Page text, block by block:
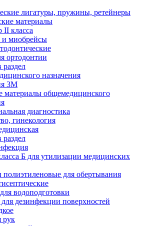
лигатуры, пружины, ретейнеры
материалы
II класса
и миобрейсы
ортодонтии
назначения
3М
материалы общемедицинского
диагностика
гинекология
Б для утилизации медицинских
для обертывания
водоподготовки
дезинфекции поверхностей
рук